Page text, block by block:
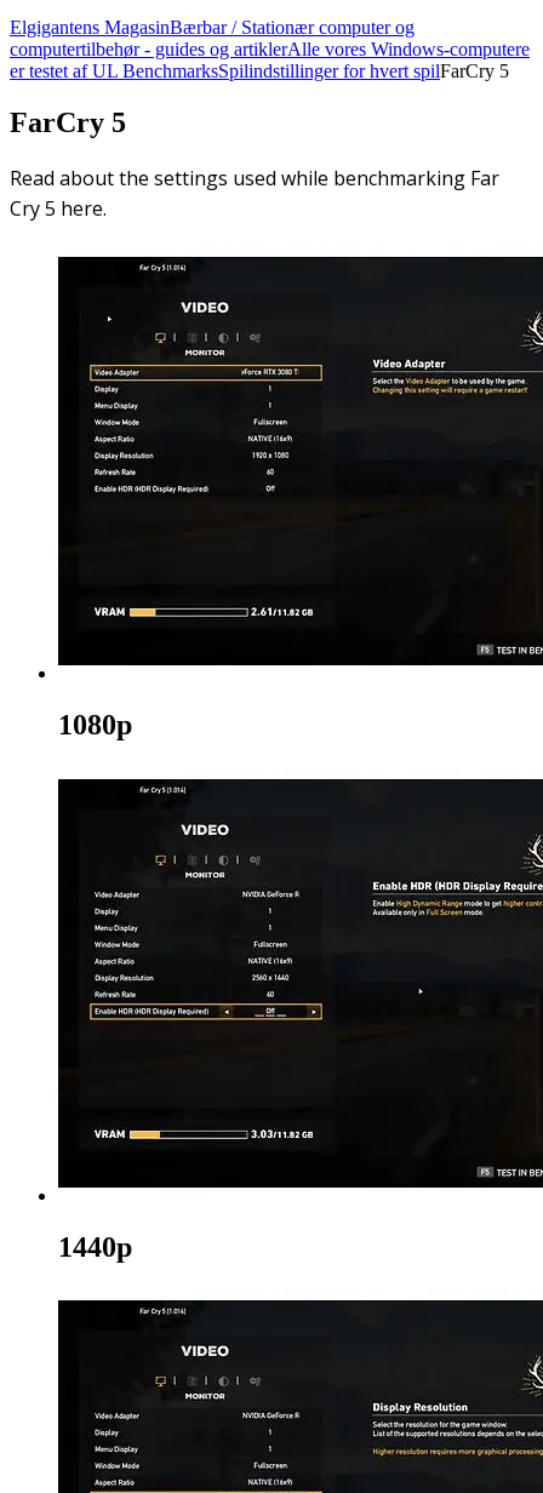
Elgigantens MagasinBærbar / Stationær computer og
computertilbehør - guides og artiklerAlle vores Windows-computere
er testet af UL BenchmarksSpilindstillinger for hvert spilFarCry 5
FarCry 5
Read about the settings used while benchmarking Far
Cry 5 here.
1080p
1440p